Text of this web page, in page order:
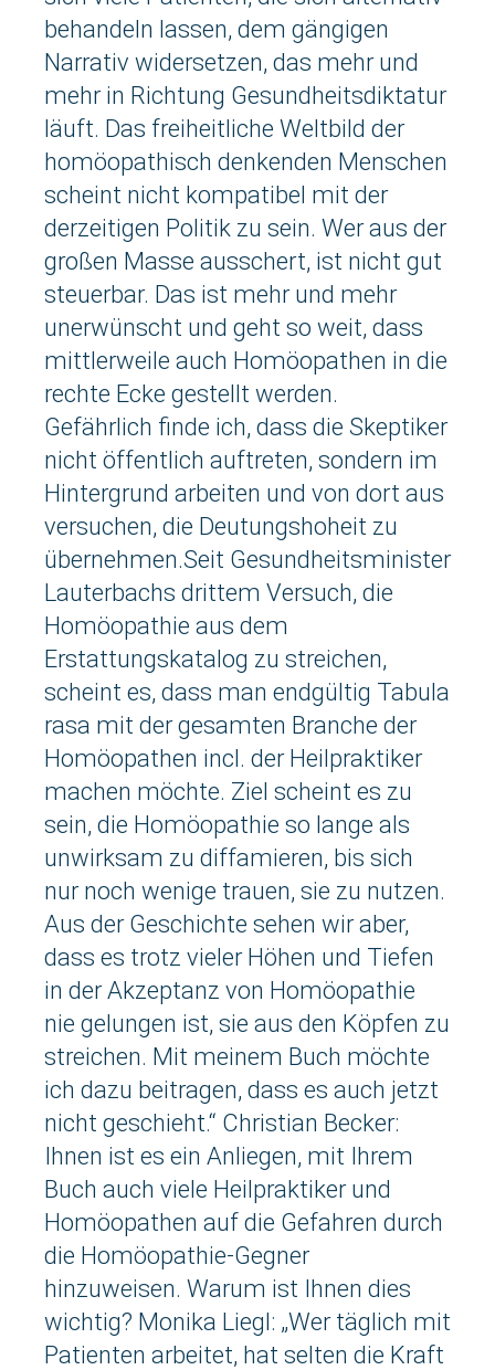
behandeln lassen, dem gängigen
Narrativ widersetzen, das mehr und
mehr in Richtung Gesundheitsdiktatur
läuft. Das freiheitliche Weltbild der
homöopathisch denkenden Menschen
scheint nicht kompatibel mit der
derzeitigen Politik zu sein. Wer aus der
großen Masse ausschert, ist nicht gut
steuerbar. Das ist mehr und mehr
unerwünscht und geht so weit, dass
mittlerweile auch Homöopathen in die
rechte Ecke gestellt werden.
Gefährlich finde ich, dass die Skeptiker
nicht öffentlich auftreten, sondern im
Hintergrund arbeiten und von dort aus
versuchen, die Deutungshoheit zu
übernehmen.Seit Gesundheitsminister
Lauterbachs drittem Versuch, die
Homöopathie aus dem
Erstattungskatalog zu streichen,
scheint es, dass man endgültig Tabula
rasa mit der gesamten Branche der
Homöopathen incl. der Heilpraktiker
machen möchte. Ziel scheint es zu
sein, die Homöopathie so lange als
unwirksam zu diffamieren, bis sich
nur noch wenige trauen, sie zu nutzen.
Aus der Geschichte sehen wir aber,
dass es trotz vieler Höhen und Tiefen
in der Akzeptanz von Homöopathie
nie gelungen ist, sie aus den Köpfen zu
streichen. Mit meinem Buch möchte
ich dazu beitragen, dass es auch jetzt
nicht geschieht.“ Christian Becker:
Ihnen ist es ein Anliegen, mit Ihrem
Buch auch viele Heilpraktiker und
Homöopathen auf die Gefahren durch
die Homöopathie-Gegner
hinzuweisen. Warum ist Ihnen dies
wichtig? Monika Liegl: „Wer täglich mit
Patienten arbeitet, hat selten die Kraft